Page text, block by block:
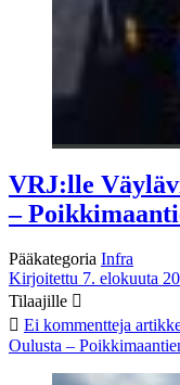
VRJ:lle
–
Pääkategoria Infra
Kirjoitettu 7. elokuuta
Tilaajille
Ei kommentteja
Oulusta –